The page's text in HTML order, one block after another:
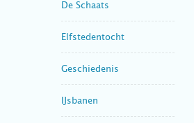
De Schaats
Elfstedentocht
Geschiedenis
IJsbanen